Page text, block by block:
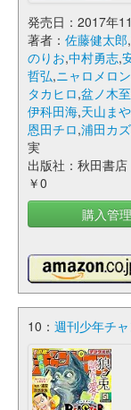
発売日：2017年
著者： 佐藤健太郎,
のりお,中村勇志,
哲弘,ニャロメロン
タカヒロ,盆ノ木至
伊科田海,天山まや
恩田チロ,浦田カ
実
出版社：秋田書店
￥0
購入管理
10： 週刊少年チ